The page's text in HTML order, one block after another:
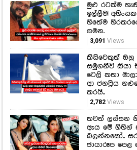
මුළු රටක්ම
ඉල්ලීම! අහිංසක
හිතේම
ගමන.
3,091 Views
කිසිවෙකුත් ඔහු
සමුගනීවි කියා
ටෙලි කතා
ආ ජනප්‍රිය
කරයි..
2,782Views
තවත් ලස්සන
ඇය මේ ගිහින්
බලන්නකෝ..
ඡායාරූප පෙළ